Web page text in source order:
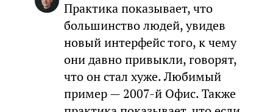
Практика показывает, что
большинство людей, увидев
новый интерфейс того, к чему
они давно привыкли, говорят,
что он стал хуже. Любимый
пример — 2007-й Офис. Также